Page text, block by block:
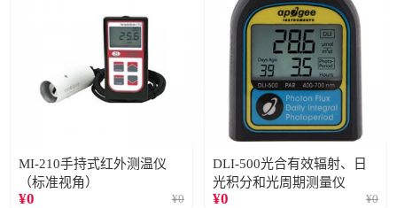
MI-210手持式红外测温仪
（标准视角）
¥0 ¥0
DLI-500光合有效辐射、日
光积分和光周期测量仪
¥0 ¥0